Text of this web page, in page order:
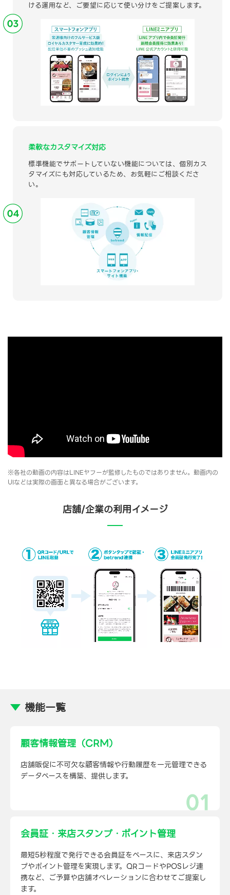
ける運用など、ご要望に応じて使い分けをご提案します。
柔軟なカスタマイズ対応
標準機能でサポートしていない機能については、個別カス
タマイズにも対応しているため、お気軽にご相談くださ
い。
※各社の動画の内容はLINEヤフーが監修したものではありません。動画内の
UIなどは実際の画面と異なる場合がございます。
店舗/企業の利用イメージ
機能一覧
顧客情報管理（CRM）
店舗販促に不可欠な顧客情報や行動履歴を一元管理できる
データベースを構築、提供します。
会員証・来店スタンプ・ポイント管理
最短5秒程度で発行できる会員証をベースに、来店スタン
プやポイント管理を実現します。QRコードやPOSレジ連
携など、ご予算や店舗オペレーションに合わせてご提案し
ます。